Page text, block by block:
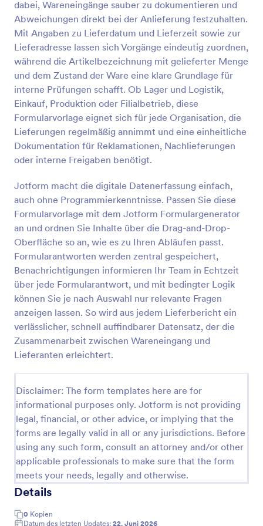
dabei, Wareneingänge sauber zu dokumentieren und
Abweichungen direkt bei der Anlieferung festzuhalten.
Mit Angaben zu Lieferdatum und Lieferzeit sowie zur
Lieferadresse lassen sich Vorgänge eindeutig zuordnen,
während die Artikelbezeichnung mit gelieferter Menge
und dem Zustand der Ware eine klare Grundlage für
interne Prüfungen schafft. Ob Lager und Logistik,
Einkauf, Produktion oder Filialbetrieb, diese
Formularvorlage eignet sich für jede Organisation, die
Lieferungen regelmäßig annimmt und eine einheitliche
Dokumentation für Reklamationen, Nachlieferungen
oder interne Freigaben benötigt.
Jotform macht die digitale Datenerfassung einfach,
auch ohne Programmierkenntnisse. Passen Sie diese
Formularvorlage mit dem Jotform Formulargenerator
an und ordnen Sie Inhalte über die Drag-and-Drop-
Oberfläche so an, wie es zu Ihren Abläufen passt.
Formularantworten werden zentral gespeichert,
Benachrichtigungen informieren Ihr Team in Echtzeit
über jede Formularantwort, und mit bedingter Logik
können Sie je nach Auswahl nur relevante Fragen
anzeigen lassen. So wird aus jedem Lieferbericht ein
verlässlicher, schnell auffindbarer Datensatz, der die
Zusammenarbeit zwischen Wareneingang und
Lieferanten erleichtert.
Disclaimer: The form templates here are for
informational purposes only. Jotform is not providing
legal, financial, or other advice, or implying that the
forms are legally valid in all or any jurisdictions. Before
using any such form, consult an attorney and/or other
applicable professionals to make sure that the form
meets your needs, legally and otherwise.
Details
0 Kopien
Datum des letzten Updates: 22. Juni 2026
Vorschau
Pizza Bestellformular
Egal, ob Sie Pizza scheibenweise oder im Ganzen
verkaufen, sammeln Sie Pizzabestellungen online
mit diesem kostenlosen Pizzabestellformular!
Go to Category:
Bestellformulare
Vorschau